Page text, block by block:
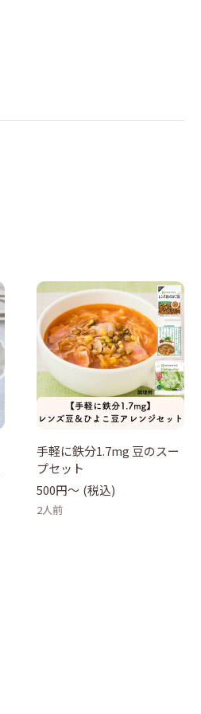
手軽に鉄分1.7mg 豆のスー
プセット
500円〜 (税込)
2人前